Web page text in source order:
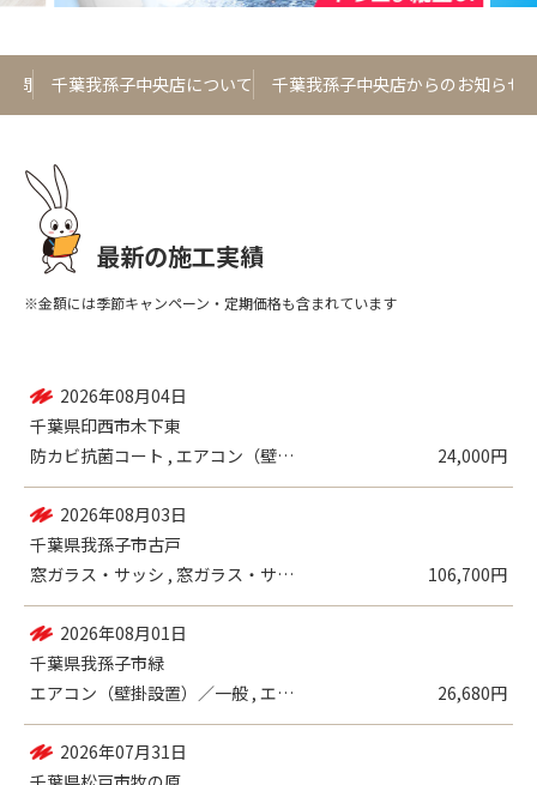
問 千葉我孫子中央店について 千葉我孫子中央店からのお知らせ
最新の施工実績
※金額には季節キャンペーン・定期価格も含まれています
2026年08月04日
千葉県印西市木下東
防カビ抗菌コート , エアコン（壁掛設置...
24,000円
2026年08月03日
千葉県我孫子市古戸
窓ガラス・サッシ , 窓ガラス・サッシ ...
106,700円
2026年08月01日
千葉県我孫子市緑
エアコン（壁掛設置）／一般 , エアコン...
26,680円
2026年07月31日